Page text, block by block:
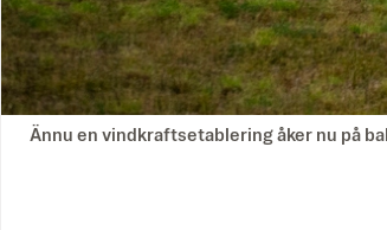
Ännu en vindkraftsetablering åker nu på